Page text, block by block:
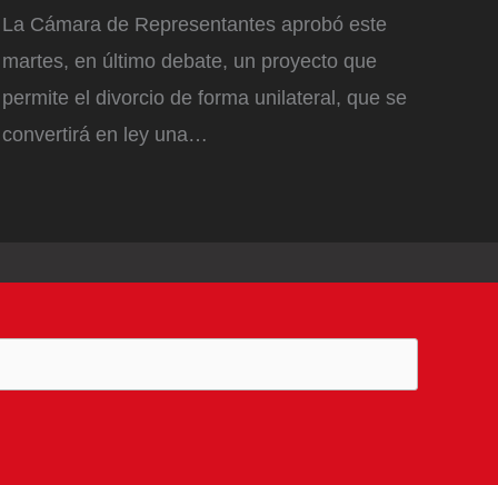
La Cámara de Representantes aprobó este
martes, en último debate, un proyecto que
permite el divorcio de forma unilateral, que se
convertirá en ley una…